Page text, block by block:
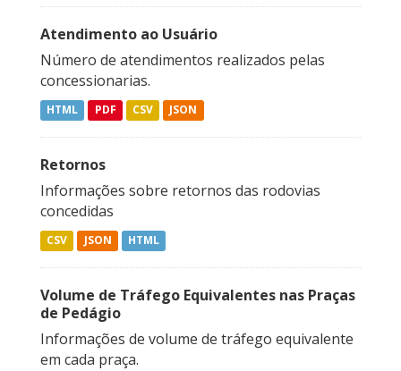
Atendimento ao Usuário
Número de atendimentos realizados pelas
concessionarias.
HTML PDF CSV JSON
Retornos
Informações sobre retornos das rodovias
concedidas
CSV JSON HTML
Volume de Tráfego Equivalentes nas Praças
de Pedágio
Informações de volume de tráfego equivalente
em cada praça.